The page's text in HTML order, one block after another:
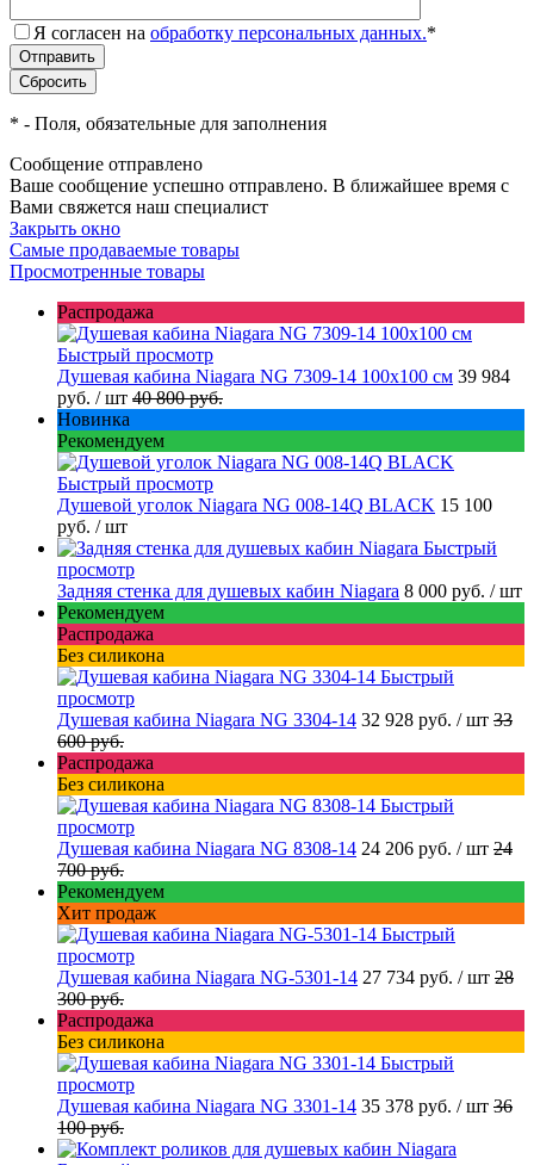
Я согласен на обработку персональных данных.*
* - Поля, обязательные для заполнения
Сообщение отправлено
Ваше сообщение успешно отправлено. В ближайшее время с
Вами свяжется наш специалист
Закрыть окно
Самые продаваемые товары
Просмотренные товары
Распродажа
Быстрый просмотр
Душевая кабина Niagara NG 7309-14 100x100 см 39 984
руб. / шт 40 800 руб.
Новинка
Рекомендуем
Быстрый просмотр
Душевой уголок Niagara NG 008-14Q BLACK 15 100
руб. / шт
Быстрый
просмотр
Задняя стенка для душевых кабин Niagara 8 000 руб. / шт
Рекомендуем
Распродажа
Без силикона
Быстрый
просмотр
Душевая кабина Niagara NG 3304-14 32 928 руб. / шт 33
600 руб.
Распродажа
Без силикона
Быстрый
просмотр
Душевая кабина Niagara NG 8308-14 24 206 руб. / шт 24
700 руб.
Рекомендуем
Хит продаж
Быстрый
просмотр
Душевая кабина Niagara NG-5301-14 27 734 руб. / шт 28
300 руб.
Распродажа
Без силикона
Быстрый
просмотр
Душевая кабина Niagara NG 3301-14 35 378 руб. / шт 36
100 руб.